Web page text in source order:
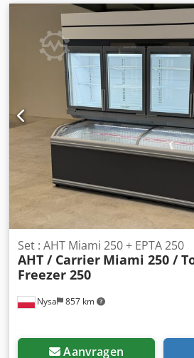
Nysa 857 km
Set : AHT Miami 250 + EPTA 250
AHT / Carrier Miami 250 /
Freezer 250
Aanvragen